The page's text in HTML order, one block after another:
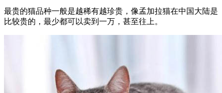
最贵的猫品种一般是越稀有越珍贵，像孟加拉猫在中国大陆是
比较贵的，最少都可以卖到一万，甚至往上。